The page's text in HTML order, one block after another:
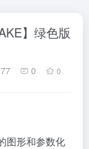
】绿色版
0 0
图形和参数化